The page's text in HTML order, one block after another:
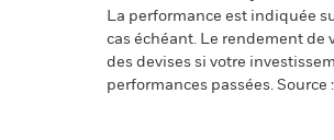
La performance est indiquée
cas échéant. Le rendement
des devises si votre
performances passées. Source